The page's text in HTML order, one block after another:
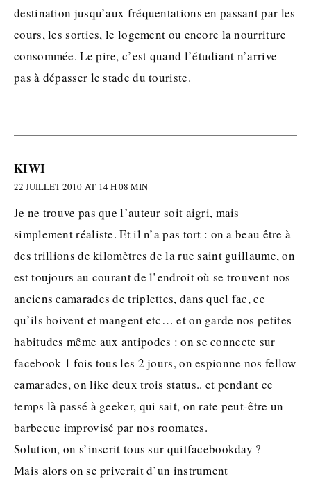
destination jusqu’aux fréquentations en passant par les
cours, les sorties, le logement ou encore la nourriture
consommée. Le pire, c’est quand l’étudiant n’arrive
pas à dépasser le stade du touriste.
KIWI
22 JUILLET 2010 AT 14 H 08 MIN
Je ne trouve pas que l’auteur soit aigri, mais
simplement réaliste. Et il n’a pas tort : on a beau être à
des trillions de kilomètres de la rue saint guillaume, on
est toujours au courant de l’endroit où se trouvent nos
anciens camarades de triplettes, dans quel fac, ce
qu’ils boivent et mangent etc… et on garde nos petites
habitudes même aux antipodes : on se connecte sur
facebook 1 fois tous les 2 jours, on espionne nos fellow
camarades, on like deux trois status.. et pendant ce
temps là passé à geeker, qui sait, on rate peut-être un
barbecue improvisé par nos roomates.
Solution, on s’inscrit tous sur quitfacebookday ?
Mais alors on se priverait d’un instrument